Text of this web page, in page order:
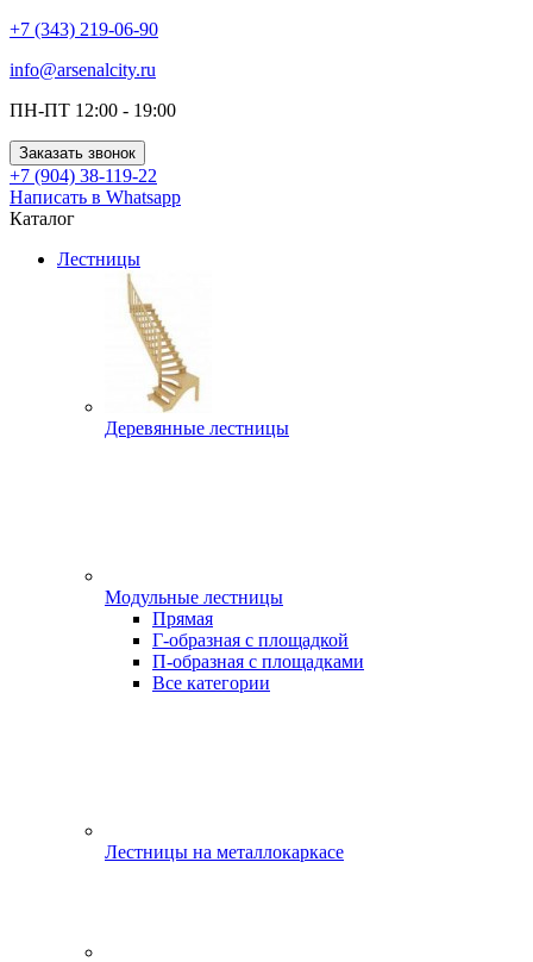
+7 (343) 219-06-90
info@arsenalcity.ru
ПН-ПТ 12:00 - 19:00
Заказать звонок
+7 (904) 38-119-22
Написать в Whatsapp
Каталог
Лестницы
Деревянные лестницы
Модульные лестницы
Прямая
Г-образная с площадкой
П-образная с площадками
Все категории
Лестницы на металлокаркасе